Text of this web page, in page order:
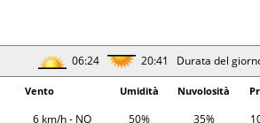
9 km/h - SE
Brezza leggera
06:24 20:41 Durata del
Vento Umidità Nuvolosità
6 km/h - NO
50% 35%